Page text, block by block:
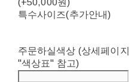
특수사이즈(추가안내)
주문하실색상 (상세페이지
"색상표" 참고)